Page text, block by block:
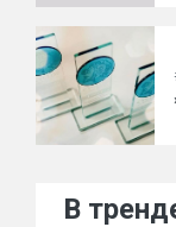
В